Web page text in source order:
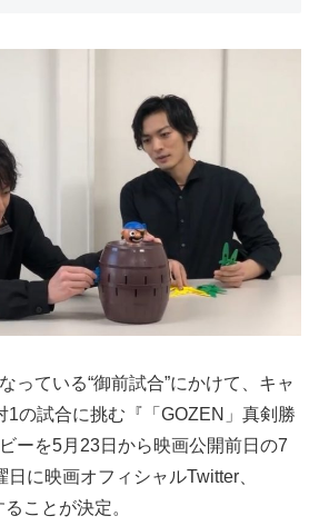
っている“御前試合”にかけて、キャ
1の試合に挑む『「GOZEN」真剣勝
ーを5月23日から映画公開前日の7
に映画オフィシャルTwitter、
ことが決定。